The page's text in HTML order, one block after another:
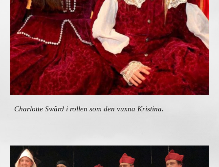
Charlotte Swärd i rollen som den vuxna Kristina.